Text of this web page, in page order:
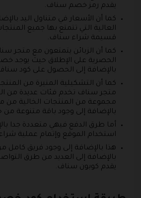
يقدم رمز خصم سناف.
كما أن الأسعار في متناول اليد
العالية التي تتمتع بها جميع
قسيمة شراء سناف.
كما أن الزبائن يتمتعون مع متجر
بالإضافة إلى الحصول على كود
كما أن التشكيلية المنيرة من
متجر سناف تخدم فئات عديدة من
مجموعة من المنتجات الخالية من
بالإضافة إلى وجود باقة متنوعة من
أما طرق الدفع فيهي متعددة جدا
استخدام الموقع وإتمام عملية
هذا بالإضافة إلى وجود فريق كامل
بالإضافة إلى العديد من طرق
يقدم كوبون سناف.